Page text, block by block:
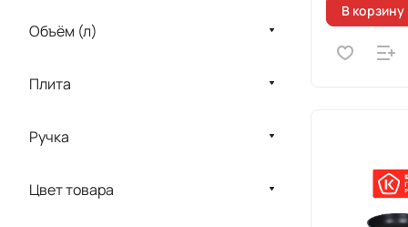
В корзину
Объём (л)
Плита
Ручка
Цвет товара